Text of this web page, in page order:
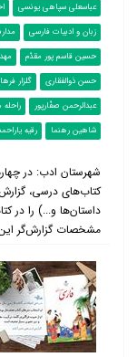
عباسعلی سپاهی یونسی
زبان و ادبیات فارسی
حسین قاسم پور مقدّم
حسن ذوالفقاری
گلزار
عبدالرحمن صفّارپور
شاهین رهنما
رقیه
شهرستان ادب: در
کتاب‌‌های درسی،
داستان‌ها و...) را در
مشخصات گزارش‌گر این